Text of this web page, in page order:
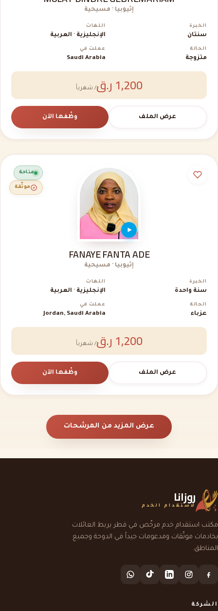
إثيوبيا · مسيحية
الخبرة
سنتان
اللغات
الإنجليزية · العربية
الحالة
متزوجة
عملت في
Saudi Arabia
1,200 ر.ق / شهرياً
عرض الملف وظّفها الآن
متاحة
موثّقة
FANAYE FANTA ADE
إثيوبيا · مسيحية
الخبرة
سنة واحدة
اللغات
الإنجليزية · العربية
الحالة
عزباء
عملت في
Jordan, Saudi Arabia
1,200 ر.ق / شهرياً
عرض الملف وظّفها الآن
عرض المزيد من المرشحات
روزانا
لاستقدام الخدم
مكتب استقدام خدم مرخّص في قطر يربط العائلات
بخادمات موثّقات ومدعومات جيداً في الدوحة وجميع
المناطق.
الشركة